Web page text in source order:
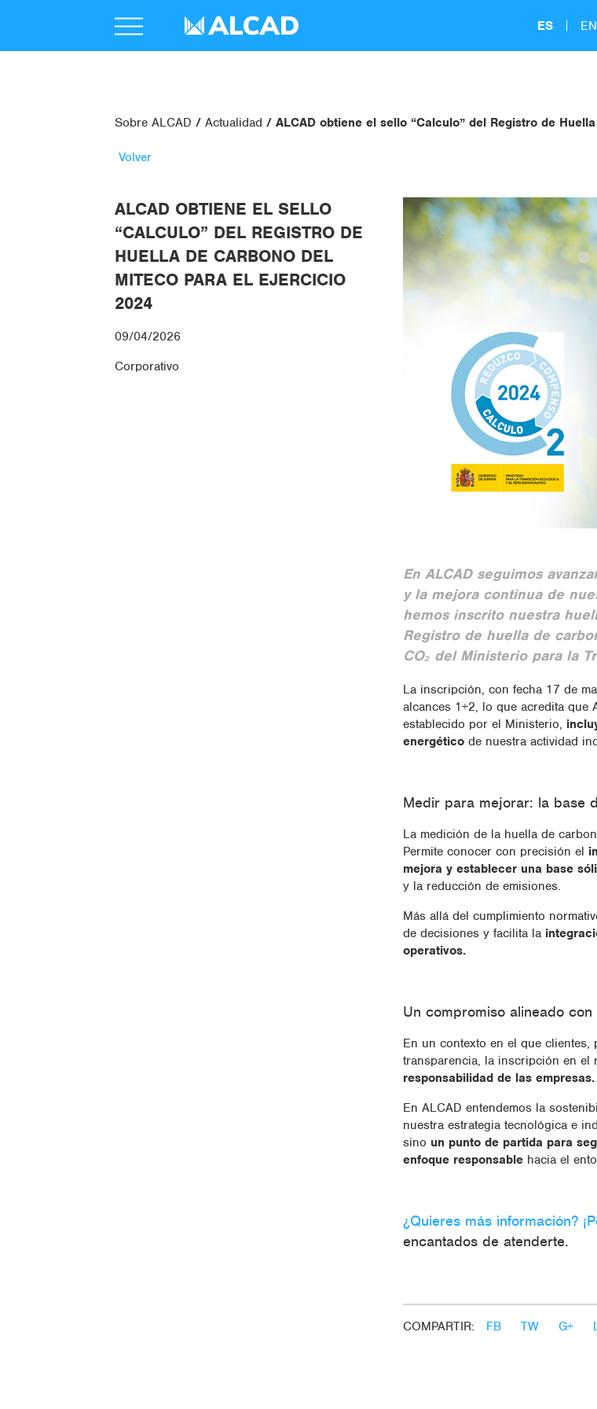
ES EN
Sobre ALCAD Actualidad ALCAD obtiene el sello “Calculo” del Registro de
Volver
ALCAD OBTIENE EL SELLO
“CALCULO” DEL REGISTRO DE
HUELLA DE CARBONO DEL
MITECO PARA EL EJERCICIO
2024
09/04/2026
Corporativo
En ALCAD seguimos
y la mejora continua de
hemos inscrito nuestra
Registro de huella de
CO₂del Ministerio para la
La inscripción, con fecha 17 de
alcances 1+2, lo que acredita que
establecido por el Ministerio,
energético de nuestra actividad
Medir para mejorar: la base
La medición de la huella de
Permite conocer con precisión el
mejora y establecer una base
y la reducción de emisiones.
Más allá del cumplimiento
de decisiones y facilita la
operativos.
Un compromiso alineado
En un contexto en el que clientes,
transparencia, la inscripción en
responsabilidad de las empresas.
En ALCAD entendemos la
nuestra estrategia tecnológica e
sino un punto de partida para
enfoque responsablehacia el
¿Quieres más información?
encantados de atenderte.
COMPARTIR: FB TW G+